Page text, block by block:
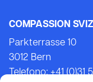
COMPASSION
Parkterrasse 10
3012 Bern
Telefono: +41 (0)31